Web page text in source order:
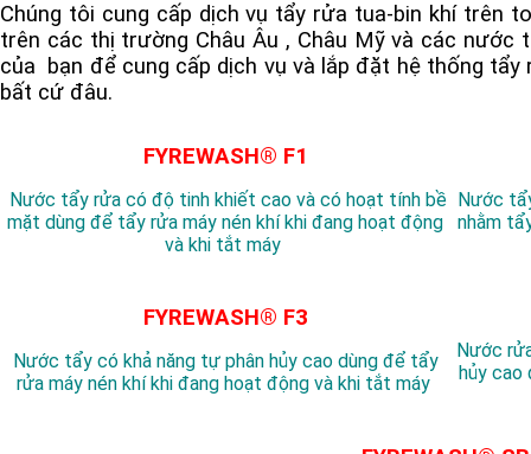
Chúng tôi cung cấp dịch vụ tẩy rửa tua-bin khí trên
trên các thị trường Châu Âu , Châu Mỹ và các nước
của bạn để cung cấp dịch vụ và lắp đặt hệ thống
bất cứ đâu.
FYREWASH® F1
Nước tẩy rửa có độ tinh khiết cao và có hoạt tính bề
mặt dùng để tẩy rửa máy nén khí khi đang hoạt động
và khi tắt máy
Nước
nhằm
FYREWASH® F3
Nước tẩy có khả năng tự phân hủy cao dùng để tẩy
rửa máy nén khí khi đang hoạt động và khi tắt máy
Nước
hủy cao